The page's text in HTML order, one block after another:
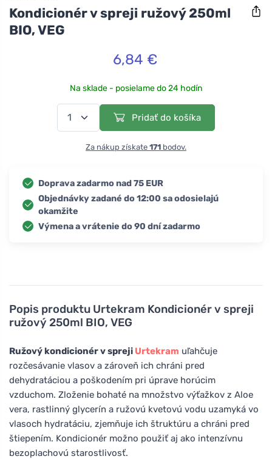
Popis produktu Urtekram Kondicionér v spreji
ružový 250ml BIO, VEG
Ružový kondicionér v spreji Urtekram uľahčuje
rozčesávanie vlasov a zároveň ich chráni pred
dehydratáciou a poškodením pri úprave horúcim
vzduchom. Zloženie bohaté na množstvo výťažkov z Aloe
vera, rastlinný glycerín a ružovú kvetovú vodu uzamyká vo
vlasoch hydratáciu, zjemňuje ich štruktúru a chráni pred
štiepením. Kondicionér možno použiť aj ako intenzívnu
bezoplachovú starostlivosť.
Kondicionér v spreji ružový 250ml
BIO, VEG
6,84 €
Na sklade - posielame do 24 hodín
Pridať do košíka
Za nákup získate 171 bodov.
Doprava zadarmo nad 75 EUR
Objednávky zadané do 12:00 sa odosielajú
okamžite
Výmena a vrátenie do 90 dní zadarmo